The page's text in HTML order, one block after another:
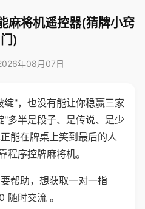
麻将机遥控器(猜牌小窍
门)
年08月07日
"，也没有能让你稳赢三家
多半是段子、是传说、是少
能在牌桌上笑到最后的人
程序控牌麻将机。
帮助，想获取一对一指
时交流 。